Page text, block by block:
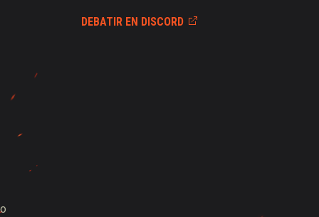
DEBATIR EN DISCORD